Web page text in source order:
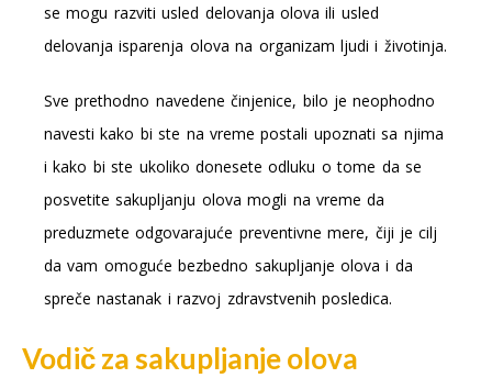
se mogu razviti usled delovanja olova ili usled
delovanja isparenja olova na organizam ljudi i životinja.
Sve prethodno navedene činjenice, bilo je neophodno
navesti kako bi ste na vreme postali upoznati sa njima
i kako bi ste ukoliko donesete odluku o tome da se
posvetite sakupljanju olova mogli na vreme da
preduzmete odgovarajuće preventivne mere, čiji je cilj
da vam omoguće bezbedno sakupljanje olova i da
spreče nastanak i razvoj zdravstvenih posledica.
Vodič za sakupljanje olova